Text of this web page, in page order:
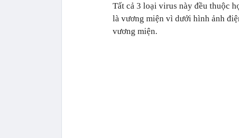
Tất cả 3 loại virus này đều thuộc
là vương miện vì dưới hình ảnh
vương miện.